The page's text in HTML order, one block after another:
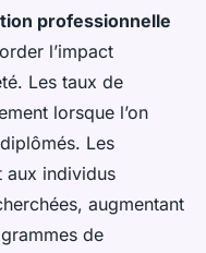
professionnelle
l’impact
Les taux de
lorsque l’on
Les
aux individus
augmentant
de